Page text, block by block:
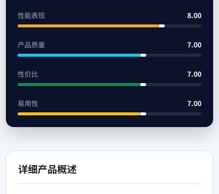
性能表现 8.00
产品质量 7.00
性价比 7.00
易用性 7.00
详细产品概述